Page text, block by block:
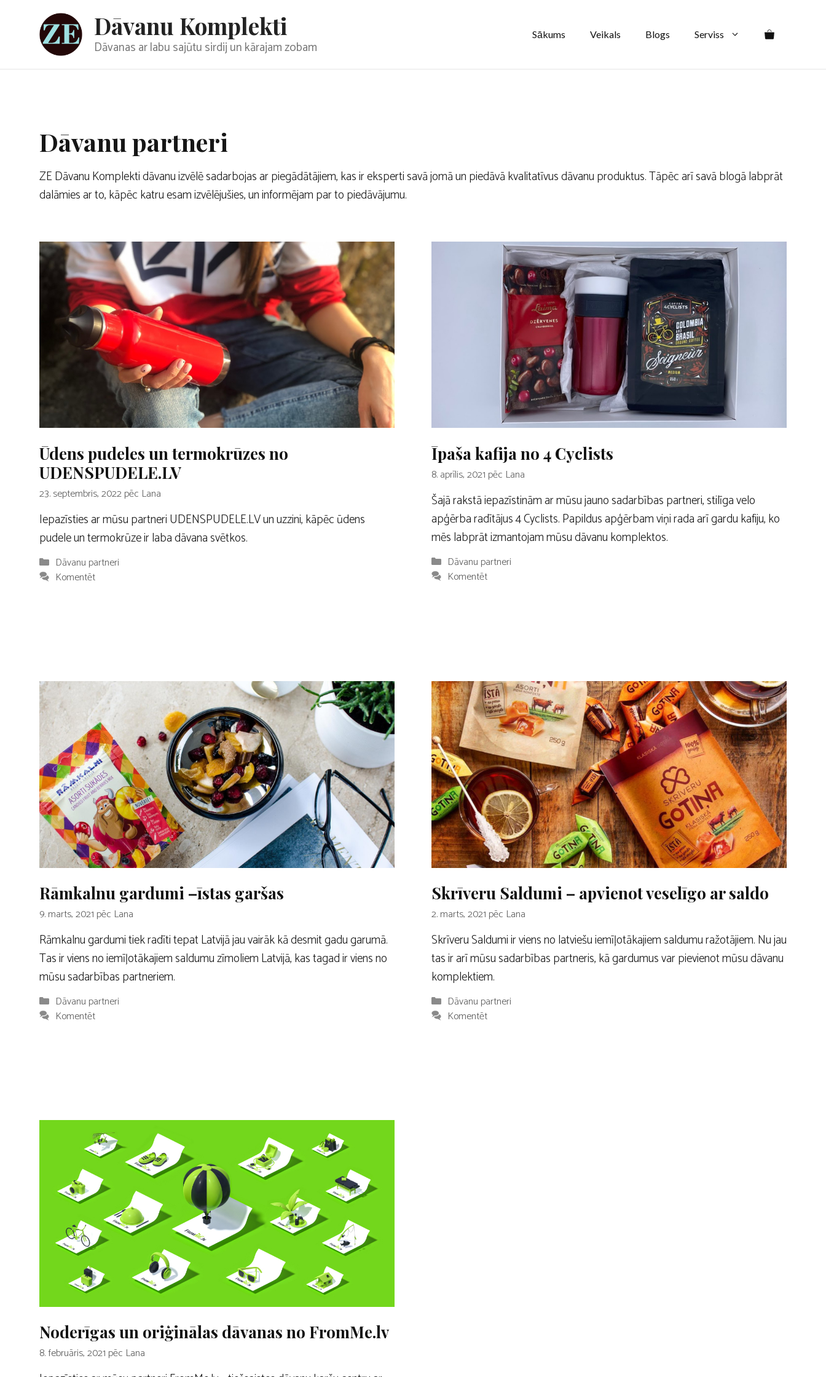
Dāvanu Komplekti
Dāvanas ar labu sajūtu sirdij un kārajam zobam
Sākums Veikals Blogs Serviss
Dāvanu partneri
ZE Dāvanu Komplekti dāvanu izvēlē sadarbojas ar piegādātājiem, kas ir eksperti savā jomā un piedāvā kvalitatīvus dāvanu produktus. Tāpēc arī savā blogā labprāt
dalāmies ar to, kāpēc katru esam izvēlējušies, un informējam par to piedāvājumu.
Ūdens pudeles un termokrūzes no
UDENSPUDELE.LV
23. septembris, 2022pēc Lana
Iepazīsties ar mūsu partneri UDENSPUDELE.LV un uzzini, kāpēc ūdens
pudele un termokrūze ir laba dāvana svētkos.
Kategorijas
Dāvanu partneri
Komentēt
Īpaša kafija no 4 Cyclists
8. aprīlis, 2021 pēc Lana
Šajā rakstā iepazīstinām ar mūsu jauno sadarbības partneri, stilīga velo
apģērba radītājus 4 Cyclists. Papildus apģērbam viņi rada arī gardu kafiju, ko
mēs labprāt izmantojam mūsu dāvanu komplektos.
Kategorijas
Dāvanu partneri
Komentēt
Rāmkalnu gardumi –īstas garšas
9. marts, 2021 pēc Lana
Rāmkalnu gardumi tiek radīti tepat Latvijā jau vairāk kā desmit gadu garumā.
Tas ir viens no iemīļotākajiem saldumu zīmoliem Latvijā, kas tagad ir viens no
mūsu sadarbības partneriem.
Kategorijas
Dāvanu partneri
Komentēt
Skrīveru Saldumi – apvienot veselīgo ar saldo
2. marts, 2021 pēc Lana
Skrīveru Saldumi ir viens no latviešu iemīļotākajiem saldumu ražotājiem. Nu jau
tas ir arī mūsu sadarbības partneris, kā gardumus var pievienot mūsu dāvanu
komplektiem.
Kategorijas
Dāvanu partneri
Komentēt
Noderīgas un oriģinālas dāvanas no FromMe.lv
8. februāris, 2021 pēc Lana